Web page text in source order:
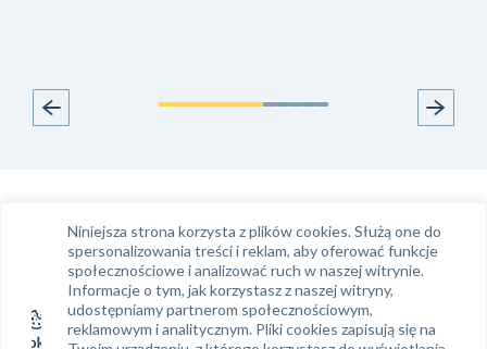
Niniejsza strona korzysta z plików cookies. Służą one do
spersonalizowania treści i reklam, aby oferować funkcje
społecznościowe i analizować ruch w naszej witrynie.
Informacje o tym, jak korzystasz z naszej witryny,
udostępniamy partnerom społecznościowym,
reklamowym i analitycznym. Pliki cookies zapisują się na
61 663 99 39 klient@phinance.pl
Siedziba Phinance S. A.
Regon: 634 382 858